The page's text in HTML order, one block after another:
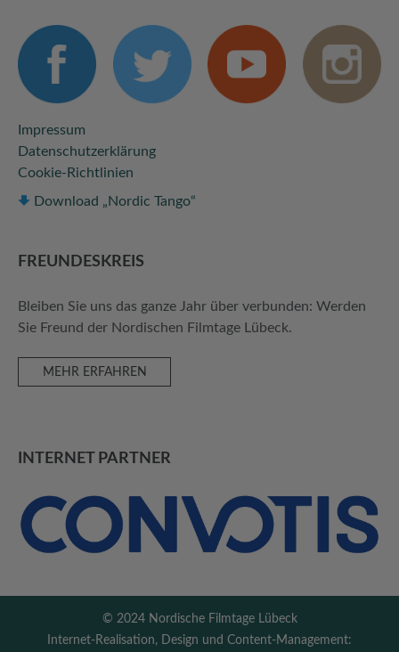
Impressum
Datenschutzerklärung
Cookie-Richtlinien
Download „Nordic Tango“
FREUNDES­KREIS
Bleiben Sie uns das ganze Jahr über verbunden: Werden
Sie Freund der Nordischen Filmtage Lübeck.
MEHR ERFAHREN
INTERNET PARTNER
© 2024 Nordische Filmtage Lübeck
Internet-Realisation, Design und Content-Management: